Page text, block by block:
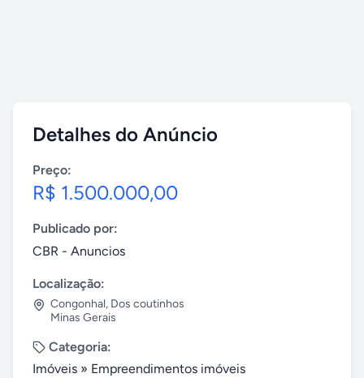
Detalhes do Anúncio
Preço:
R$ 1.500.000,00
Publicado por:
CBR - Anuncios
Localização:
Congonhal, Dos coutinhos
Minas Gerais
Categoria:
Imóveis » Empreendimentos imóveis